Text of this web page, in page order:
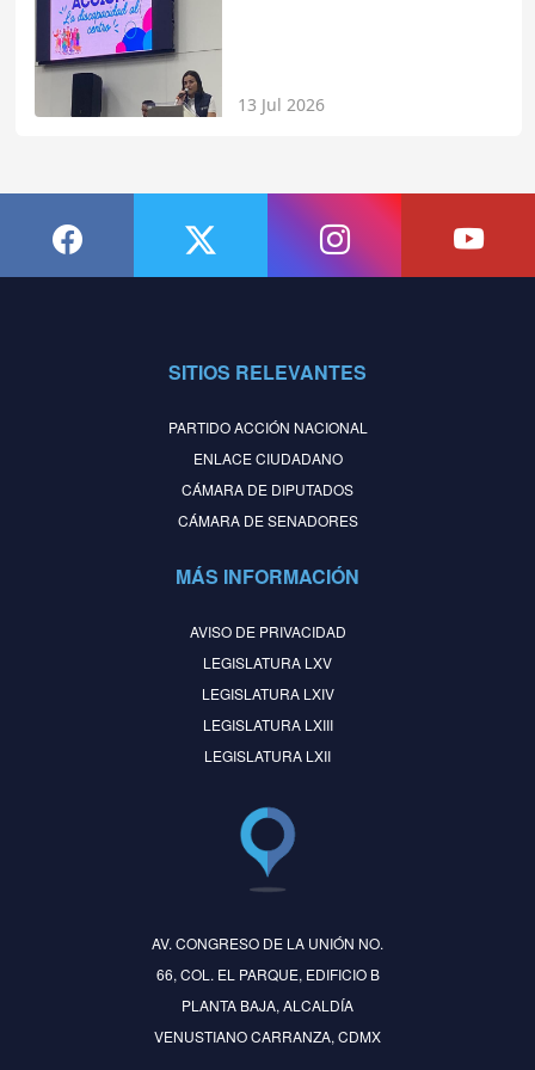
13 Jul 2026
SITIOS RELEVANTES
PARTIDO ACCIÓN NACIONAL
ENLACE CIUDADANO
CÁMARA DE DIPUTADOS
CÁMARA DE SENADORES
MÁS INFORMACIÓN
AVISO DE PRIVACIDAD
LEGISLATURA LXV
LEGISLATURA LXIV
LEGISLATURA LXIII
LEGISLATURA LXII
AV. CONGRESO DE LA UNIÓN NO.
66, COL. EL PARQUE, EDIFICIO B
PLANTA BAJA, ALCALDÍA
VENUSTIANO CARRANZA, CDMX